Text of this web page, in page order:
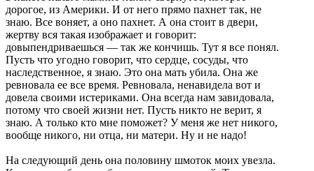
дорогое, из Америки. И от него прямо пахнет так, не
знаю. Все воняет, а оно пахнет. А она стоит в двери,
жертву вся такая изображает и говорит:
довыпендриваешься — так же кончишь. Тут я все понял.
Пусть что угодно говорит, что сердце, сосуды, что
наследственное, я знаю. Это она мать убила. Она же
ревновала ее все время. Ревновала, ненавидела вот и
довела своими истериками. Она всегда нам завидовала,
потому что своей жизни нет. Пусть никто не верит, я
знаю. А только кто мне поможет? У меня же нет никого,
вообще никого, ни отца, ни матери. Ну и не надо!
На следующий день она половину шмоток моих увезла.